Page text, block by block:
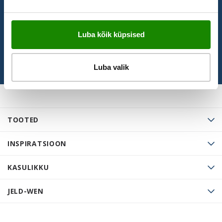
Luba kõik küpsised
Luba valik
TOOTED
INSPIRATSIOON
KASULIKKU
JELD-WEN